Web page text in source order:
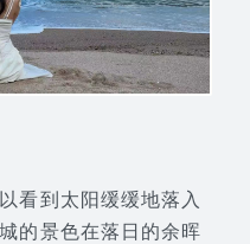
看到太阳缓缓地落入
的景色在落日的余晖